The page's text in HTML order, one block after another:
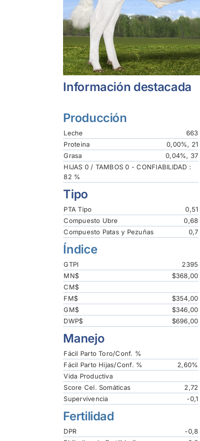
Información destacada
Producción
Leche
663
Proteina
0,00%, 21
Grasa
0,04%, 37
HIJAS 0 / TAMBOS 0 - CONFIABILIDAD :
82 %
Tipo
PTA Tipo
0,51
Compuesto Ubre
0,68
Compuesto Patas y Pezuñas
0,7
Índice
GTPI
2395
MN$
$368,00
CM$
FM$
$354,00
GM$
$346,00
DWP$
$696,00
Manejo
Fácil Parto Toro/Conf. %
Fácil Parto Hijas/Conf. %
2,60%
Vida Productiva
Score Cel. Somáticas
2,72
Supervivencia
-0,1
Fertilidad
DPR
-0,8